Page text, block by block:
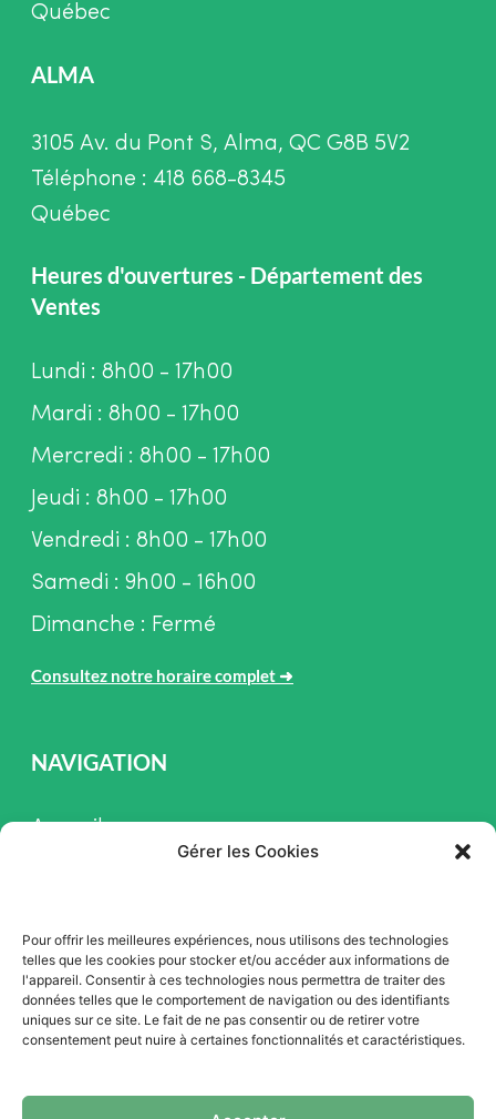
Gérer les Cookies
Pour offrir les meilleures expériences, nous utilisons des technologies
telles que les cookies pour stocker et/ou accéder aux informations de
l'appareil. Consentir à ces technologies nous permettra de traiter des
données telles que le comportement de navigation ou des identifiants
uniques sur ce site. Le fait de ne pas consentir ou de retirer votre
consentement peut nuire à certaines fonctionnalités et caractéristiques.
Québec
ALMA
3105 Av. du Pont S, Alma, QC G8B 5V2
Téléphone : 418 668-8345
Québec
Heures d'ouvertures - Département des
Ventes
Lundi : 8h00 - 17h00
Mardi : 8h00 - 17h00
Mercredi : 8h00 - 17h00
Jeudi : 8h00 - 17h00
Vendredi : 8h00 - 17h00
Samedi : 9h00 - 16h00
Dimanche : Fermé
Consultez notre horaire complet ➜
NAVIGATION
Accueil
Promotion
Blogue
Nous contacter